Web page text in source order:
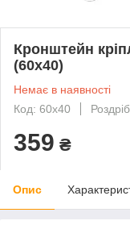
Кронштейн
(60х40)
Немає в наявності
Код: 60х40
Роздріб
359 ₴
Опис